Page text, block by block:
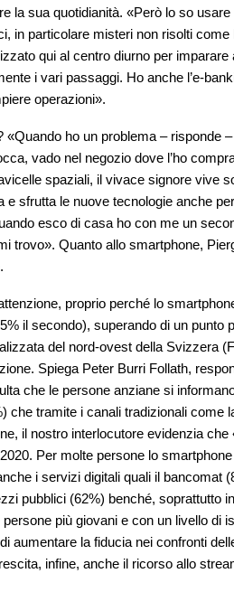
la sua quotidianità. «Però lo so
in particolare misteri non risolti come
qui al centro diurno per
i vari passaggi. Ho anche l’e-
operazioni».
ho un problema – risponde
vado nel negozio dove l’ho
spaziali, il vivace signore vive
e sfrutta le nuove tecnologie anche
esco di casa ho con me un
trovo». Quanto allo smartphone,
proprio perché lo
il secondo), superando di un punto
del nord-ovest della Svizzera
Spiega Peter Burri Follath,
che le persone anziane si
che tramite i canali tradizionali come
il nostro interlocutore evidenzia
Per molte persone lo
i servizi digitali quali il bancomat
pubblici (62%) benché, soprattutto
più giovani e con un livello di
aumentare la fiducia nei confronti
infine, anche il ricorso allo